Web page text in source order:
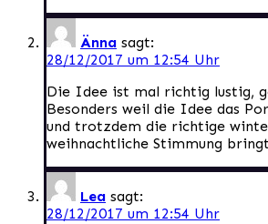
Änna sagt:
28/12/2017 um 12:54 Uhr
Die Idee ist mal richtig lustig,
Besonders weil die Idee das
und trotzdem die richtige
weihnachtliche Stimmung
Lea sagt:
28/12/2017 um 12:54 Uhr